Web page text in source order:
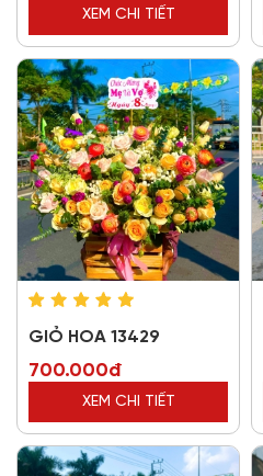
XEM CHI TIẾT
GIỎ HOA 13429
700.000đ
XEM CHI TIẾT